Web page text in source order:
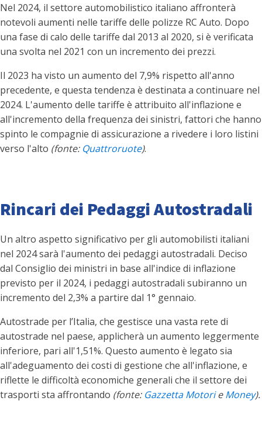
Nel 2024, il settore automobilistico italiano affronterà
notevoli aumenti nelle tariffe delle polizze RC Auto. Dopo
una fase di calo delle tariffe dal 2013 al 2020, si è verificata
una svolta nel 2021 con un incremento dei prezzi.
Il 2023 ha visto un aumento del 7,9% rispetto all'anno
precedente, e questa tendenza è destinata a continuare nel
2024. L'aumento delle tariffe è attribuito all'inflazione e
all'incremento della frequenza dei sinistri, fattori che hanno
spinto le compagnie di assicurazione a rivedere i loro listini
verso l'alto (fonte: Quattroruote).
Rincari dei Pedaggi Autostradali
Un altro aspetto significativo per gli automobilisti italiani
nel 2024 sarà l'aumento dei pedaggi autostradali. Deciso
dal Consiglio dei ministri in base all'indice di inflazione
previsto per il 2024, i pedaggi autostradali subiranno un
incremento del 2,3% a partire dal 1° gennaio.
Autostrade per l’Italia, che gestisce una vasta rete di
autostrade nel paese, applicherà un aumento leggermente
inferiore, pari all'1,51%. Questo aumento è legato sia
all'adeguamento dei costi di gestione che all'inflazione, e
riflette le difficoltà economiche generali che il settore dei
trasporti sta affrontando (fonte: Gazzetta MotorieMoney).